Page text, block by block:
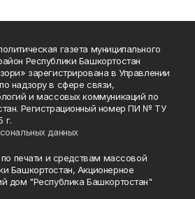
газета муниципального
Республики Башкортостан
зарегистрирована в Управлении
надзору в сфере связи,
и массовых коммуникаций по
Регистрационный номер ПИ № ТУ
г.
данных
по печати и средствам массовой
Башкортостан, Акционерное
дом "Республика Башкортостан"